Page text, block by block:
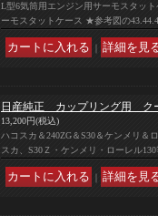
L型6気筒用エンジン用サーモスタッ
ーモスタットケース ★参考図の
｜
日産純正 カップリング用 ク
13,200円(税込)
ハコスカ＆240ZG＆S30＆ケンメリ
スカ、S30Ｚ・ケンメリ・ローレル
｜